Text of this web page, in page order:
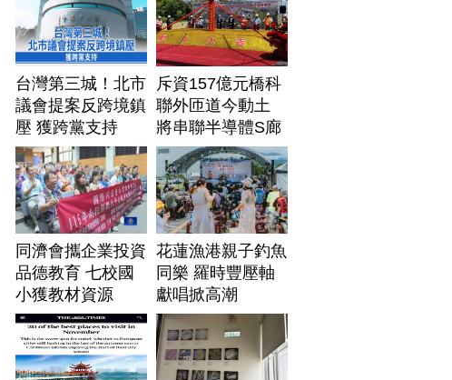
台灣第三城！北市
議會提案反跨境鎮
壓 獲跨黨支持
斥資157億元橋科
聯外匝道今動土
將串聯半導體S廊
帶
同濟會攜企業投資
品德教育 七校國
小獲教材資源
花蓮漁港親子釣魚
同樂 羅時豐壓軸
獻唱掀高潮